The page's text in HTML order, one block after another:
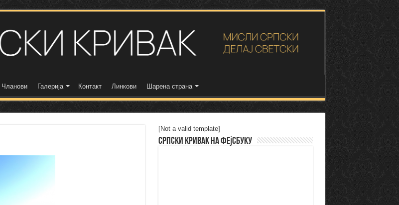
Чланови Галерија Контакт Линкови Шарена страна
[Not a valid template]
Српски Кривак на Фејсбуку